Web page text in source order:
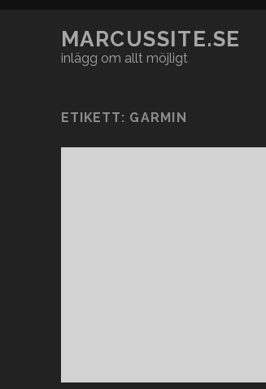
MARCUSSITE.SE
inlägg om allt möjligt
ETIKETT: GARMIN